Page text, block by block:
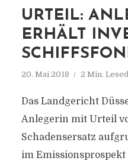
URTEIL:
ERHÄLT
20. Mai 2018 2 Min.
Das Landgericht
Anlegerin mit Urteil
Schadensersatz
im Emissionsprospekt